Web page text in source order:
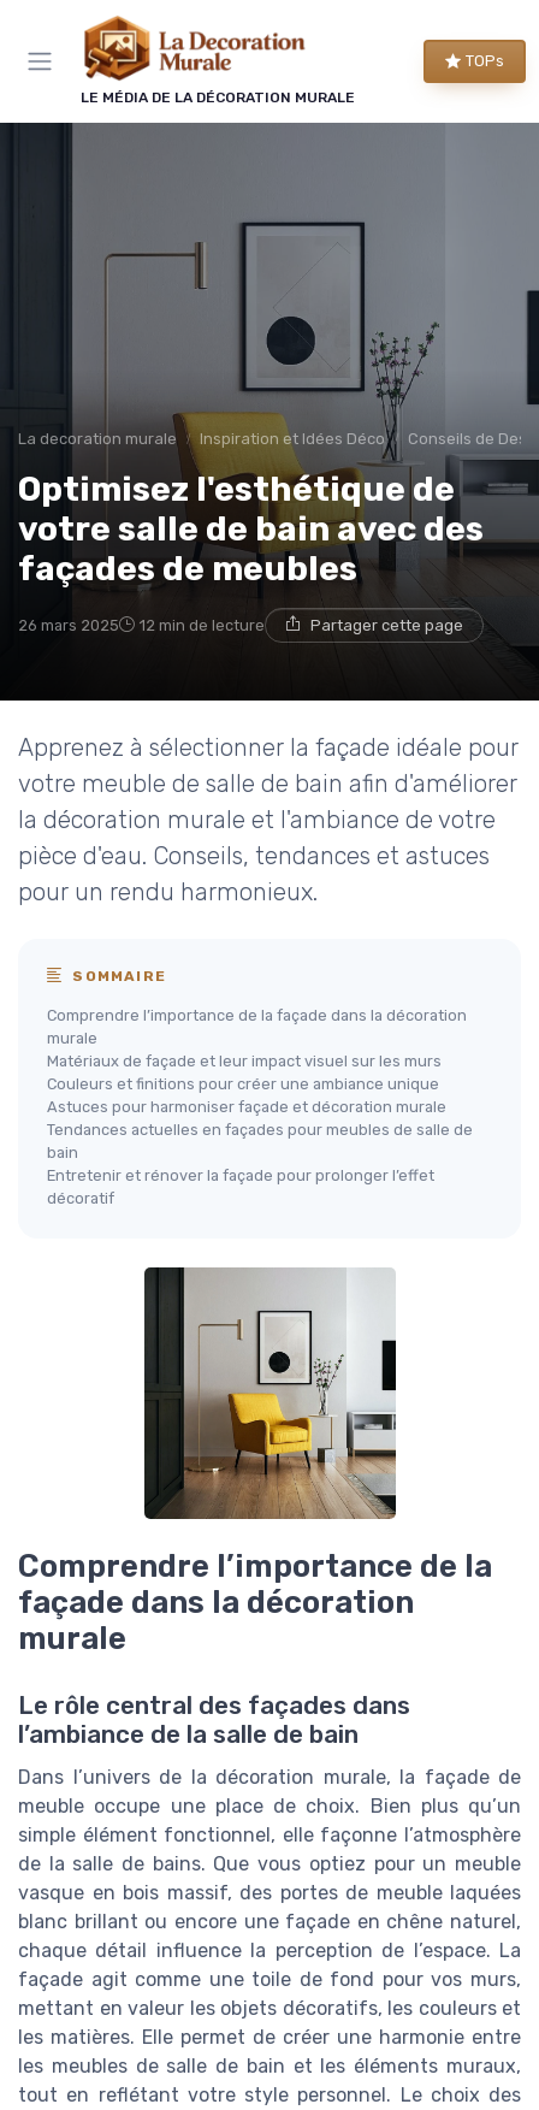
LE MÉDIA DE LA DÉCORATION MURALE
TOPs
La decoration murale Inspiration et Idées Déco Conseils de
Optimisez l'esthétique de
votre salle de bain avec des
façades de meubles
26 mars 2025 12 min de lecture Partager cette page
Apprenez à sélectionner la façade idéale pour
votre meuble de salle de bain afin d'améliorer
la décoration murale et l'ambiance de votre
pièce d'eau. Conseils, tendances et astuces
pour un rendu harmonieux.
SOMMAIRE
Comprendre l’importance de la façade dans la décoration
murale
Matériaux de façade et leur impact visuel sur les murs
Couleurs et finitions pour créer une ambiance unique
Astuces pour harmoniser façade et décoration murale
Tendances actuelles en façades pour meubles de salle de
bain
Entretenir et rénover la façade pour prolonger l’effet
décoratif
Comprendre l’importance de la
façade dans la décoration
murale
Le rôle central des façades dans
l’ambiance de la salle de bain
Dans l’univers de la décoration murale, la façade de
meuble occupe une place de choix. Bien plus qu’un
simple élément fonctionnel, elle façonne l’atmosphère
de la salle de bains. Que vous optiez pour un meuble
vasque en bois massif, des portes de meuble laquées
blanc brillant ou encore une façade en chêne naturel,
chaque détail influence la perception de l’espace. La
façade agit comme une toile de fond pour vos murs,
mettant en valeur les objets décoratifs, les couleurs et
les matières. Elle permet de créer une harmonie entre
les meubles de salle de bain et les éléments muraux,
tout en reflétant votre style personnel. Le choix des
Panneau de gestion des cookies